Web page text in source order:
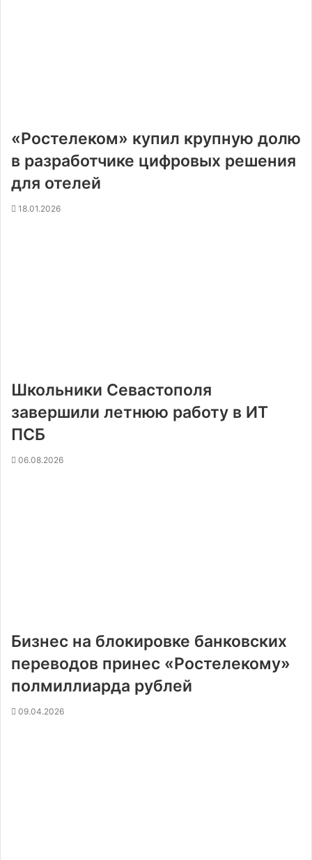
«Ростелеком» купил крупную долю
в разработчике цифровых решения
для отелей
18.01.2026
Школьники Севастополя
завершили летнюю работу в ИТ
ПСБ
06.08.2026
Бизнес на блокировке банковских
переводов принес «Ростелекому»
полмиллиарда рублей
09.04.2026